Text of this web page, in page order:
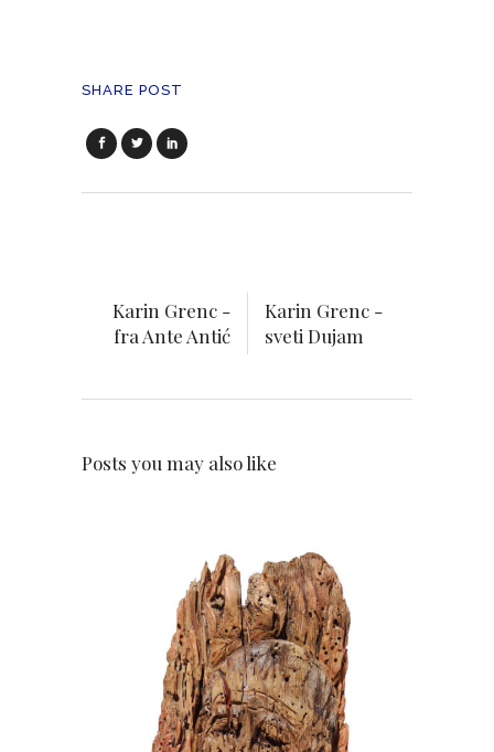
SHARE POST
Karin Grenc -
fra Ante Antić
Karin Grenc -
sveti Dujam
Posts you may also like